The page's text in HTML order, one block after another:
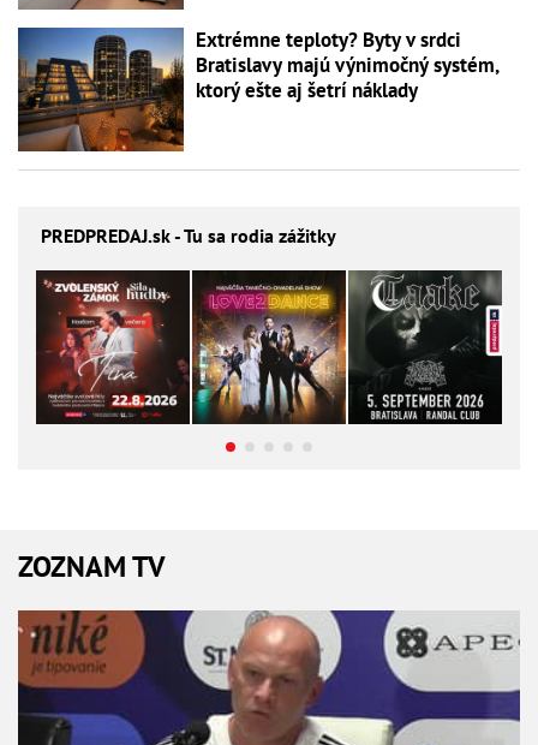
Extrémne teploty? Byty v srdci
Bratislavy majú výnimočný systém,
ktorý ešte aj šetrí náklady
PREDPREDAJ.sk - Tu sa rodia zážitky
ZOZNAM TV